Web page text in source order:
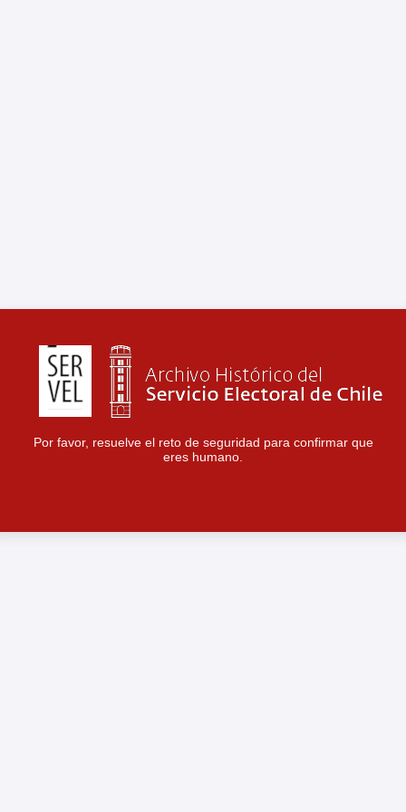
Por favor, resuelve el reto de seguridad para confirmar que
eres humano.